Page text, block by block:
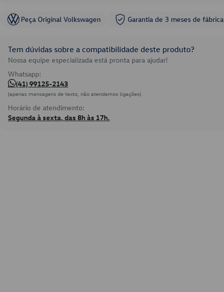
Peça Original Volkswagen Garantia de 3 meses de fábrica
Tem dúvidas sobre a compatibilidade deste produto?
Nossa equipe especializada está pronta para ajudar!
Whatsapp:
(41) 99125-2143
(apenas mensagens de texto, não atendemos ligações)
Horário de atendimento:
Segunda à sexta, das 8h às 17h.